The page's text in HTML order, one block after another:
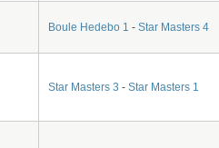
Boule Hedebo 1 - Star Masters 4
Star Masters 3 - Star Masters 1